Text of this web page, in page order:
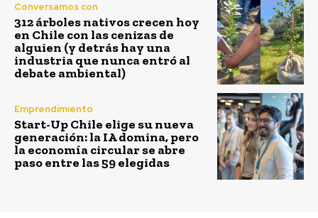
Conversamos con
312 árboles nativos crecen hoy
en Chile con las cenizas de
alguien (y detrás hay una
industria que nunca entró al
debate ambiental)
Emprendimiento
Start-Up Chile elige su nueva
generación: la IA domina, pero
la economía circular se abre
paso entre las 59 elegidas